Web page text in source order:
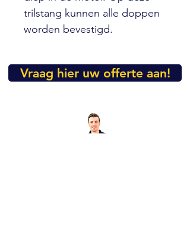
trilstang kunnen alle doppen
worden bevestigd.
Vraag hier uw offerte aan!